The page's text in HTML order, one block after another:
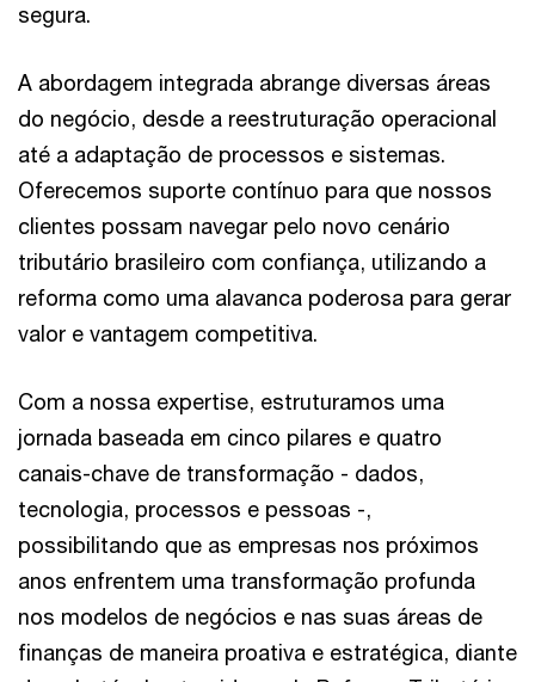
segura.
A abordagem integrada abrange diversas áreas
do negócio, desde a reestruturação operacional
até a adaptação de processos e sistemas.
Oferecemos suporte contínuo para que nossos
clientes possam navegar pelo novo cenário
tributário brasileiro com confiança, utilizando a
reforma como uma alavanca poderosa para gerar
valor e vantagem competitiva.
Com a nossa expertise, estruturamos uma
jornada baseada em cinco pilares e quatro
canais-chave de transformação - dados,
tecnologia, processos e pessoas -,
possibilitando que as empresas nos próximos
anos enfrentem uma transformação profunda
nos modelos de negócios e nas suas áreas de
finanças de maneira proativa e estratégica, diante